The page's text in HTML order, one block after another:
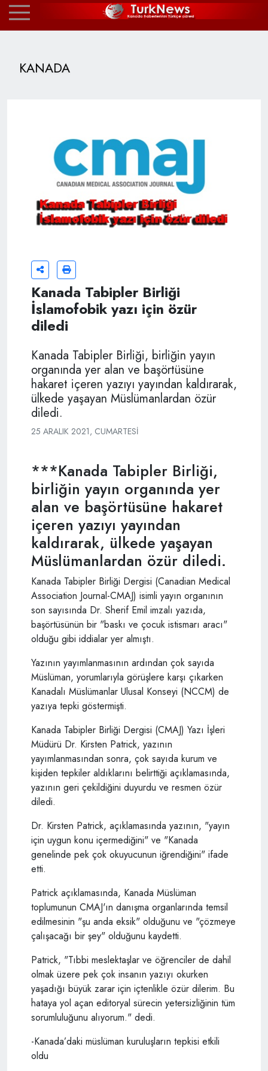
KANADA
Kanada Tabipler Birliği
İslamofobik yazı için özür
diledi
Kanada Tabipler Birliği, birliğin yayın
organında yer alan ve başörtüsüne
hakaret içeren yazıyı yayından kaldırarak,
ülkede yaşayan Müslümanlardan özür
diledi.
25 ARALIK 2021, CUMARTESI
***Kanada Tabipler Birliği,
birliğin yayın organında yer
alan ve başörtüsüne hakaret
içeren yazıyı yayından
kaldırarak, ülkede yaşayan
Müslümanlardan özür diledi.
Kanada Tabipler Birliği Dergisi (Canadian Medical
Association Journal-CMAJ) isimli yayın organının
son sayısında Dr. Sherif Emil imzalı yazıda,
başörtüsünün bir "baskı ve çocuk istismarı aracı"
olduğu gibi iddialar yer almıştı.
Yazının yayımlanmasının ardından çok sayıda
Müslüman, yorumlarıyla görüşlere karşı çıkarken
Kanadalı Müslümanlar Ulusal Konseyi (NCCM) de
yazıya tepki göstermişti.
Kanada Tabipler Birliği Dergisi (CMAJ) Yazı İşleri
Müdürü Dr. Kirsten Patrick, yazının
yayımlanmasından sonra, çok sayıda kurum ve
kişiden tepkiler aldıklarını belirttiği açıklamasında,
yazının geri çekildiğini duyurdu ve resmen özür
diledi.
Dr. Kirsten Patrick, açıklamasında yazının, "yayın
için uygun konu içermediğini" ve "Kanada
genelinde pek çok okuyucunun iğrendiğini" ifade
etti.
Patrick açıklamasında, Kanada Müslüman
toplumunun CMAJ'ın danışma organlarında temsil
edilmesinin "şu anda eksik" olduğunu ve "çözmeye
çalışacağı bir şey" olduğunu kaydetti.
Patrick, "Tıbbi meslektaşlar ve öğrenciler de dahil
olmak üzere pek çok insanın yazıyı okurken
yaşadığı büyük zarar için içtenlikle özür dilerim. Bu
hataya yol açan editoryal sürecin yetersizliğinin tüm
sorumluluğunu alıyorum." dedi.
-Kanada’daki müslüman kuruluşların tepkisi etkili
oldu